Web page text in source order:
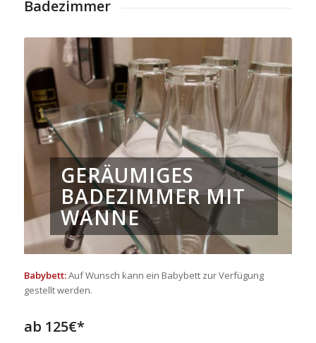
Badezimmer
GERÄUMIGES
BADEZIMMER MIT
WANNE
Babybett:Auf Wunsch kann ein Babybett zur Verfügung
gestellt werden.
ab 125€*